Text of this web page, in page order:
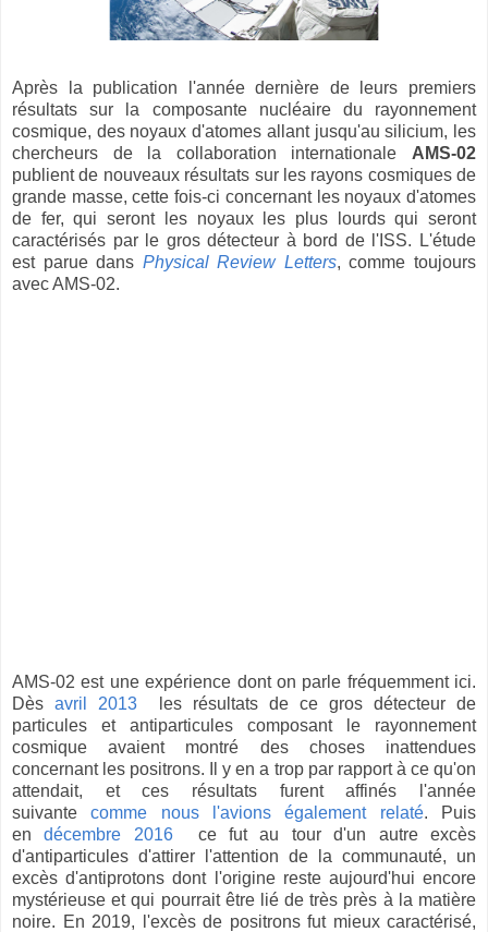
Après la publication l'année dernière de leurs premiers
résultats sur la composante nucléaire du rayonnement
cosmique, des noyaux d'atomes allant jusqu'au silicium, les
chercheurs de la collaboration internationale AMS-02
publient de nouveaux résultats sur les rayons cosmiques de
grande masse, cette fois-ci concernant les noyaux d'atomes
de fer, qui seront les noyaux les plus lourds qui seront
caractérisés par le gros détecteur à bord de l'ISS. L'étude
est parue dans Physical Review Letters, comme toujours
avec AMS-02.
AMS-02 est une expérience dont on parle fréquemment ici.
Dès avril 2013
les résultats de ce gros détecteur de
particules et antiparticules composant le rayonnement
cosmique avaient montré des choses inattendues
concernant les positrons. Il y en a trop par rapport à ce qu'on
attendait, et ces résultats furent affinés l'année
suivantecomme nous l'avions également relaté. Puis
endécembre 2016
ce fut au tour d'un autre excès
d'antiparticules d'attirer l'attention de la communauté, un
excès d'antiprotons dont l'origine reste aujourd'hui encore
mystérieuse et qui pourrait être lié de très près à la matière
noire. En 2019, l'excès de positrons fut mieux caractérisé,